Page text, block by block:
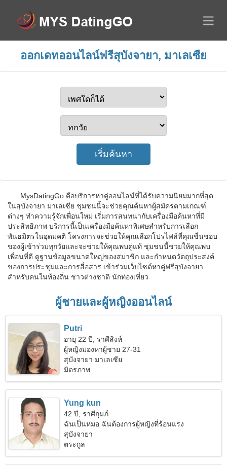
ออกเดทออนไลน์ฟรีสุบังจายา, มาเลเซีย
MysDatingGo คือบริการหาคู่ออนไลน์ที่ได้รับความนิยมมากที่สุด
ในสุบังจายา มาเลเซีย ชุมชนนี้จะช่วยคุณค้นหาผู้สมัครตามเกณฑ์
ต่างๆ ทำความรู้จักเพื่อนใหม่ เริ่มการสนทนากับเครื่องมือค้นหาที่มี
ประสิทธิภาพ บริการนี้เป็นเครื่องมือค้นหาพิเศษสำหรับการเลือก
พันธมิตรในอุดมคติ โครงการจะช่วยให้คุณเลือกโปรไฟล์ที่คุณชื่นชอบ
ของผู้เข้าร่วมทุกวัยและจะช่วยให้คุณพบคู่แท้ ชุมชนนี้ช่วยให้คุณพบ
เพื่อนที่ดี ดูฐานข้อมูลขนาดใหญ่ของสมาชิก และกำหนดวัตถุประสงค์
ของการประชุมและการสื่อสาร เข้าร่วมเว็บไซต์หาคู่ฟรีสุบังจายา
สำหรับคนในท้องถิ่น ชาวต่างชาติ นักท่องเที่ยว
ผู้ชายและผู้หญิงออนไลน์
Putri
อายุ 22 ปี, ราศีสิงห์
ผู้หญิงมองหาผู้ชาย 27-31
สุบังจายา มาเลเซีย
มิตรภาพ
Yung kun
42 ปี, ราศีกุมภ์
ฉันเป็นหมอ ฉันต้องการผู้หญิงที่ร้อนแรง
สุบังจายา
ตระกูล